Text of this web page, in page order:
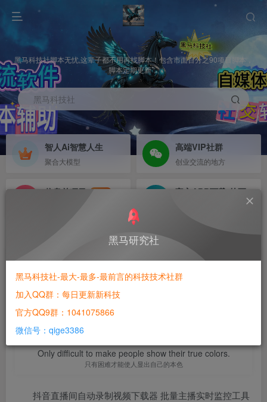
黑马科技社脚本无忧,这辈子都不用再找脚本！包含市面百分之90项目脚本，
脚本定期更新，
黑马科技社
智人Ai智慧人生
聚合大模型
高端VIP社群
创业交流的地方
信息差项目
NEW
抖音直播间自动录制视频下载器 批量主播实时监
控工具录屏录播 蓝光画质 支持批量下载
站长
2年前更新
Only difficult to make people show their true colors.
只有困难才能使人显出自己的本色
抖音直播间自动录制视频下载器 批量主播实时监控工具
黑马研究社
黑马科技社-最大-最多-最前言的科技技术社群
加入QQ群：每日更新新科技
官方QQ9群：1041075866
微信号：qige3386